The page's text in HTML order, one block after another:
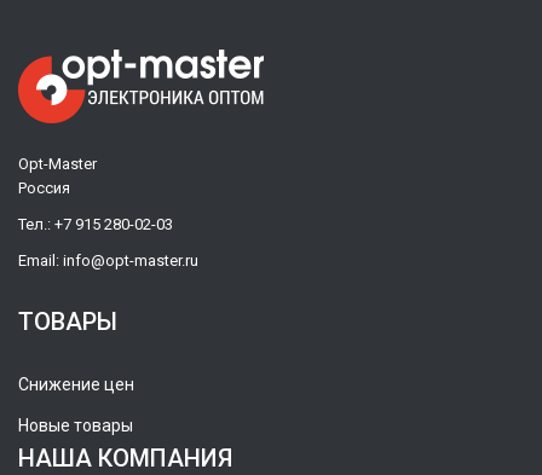
Opt-Master
Россия
Тел.: +7 915 280-02-03
Email: info@opt-master.ru
ТОВАРЫ
Снижение цен
Новые товары
НАША КОМПАНИЯ